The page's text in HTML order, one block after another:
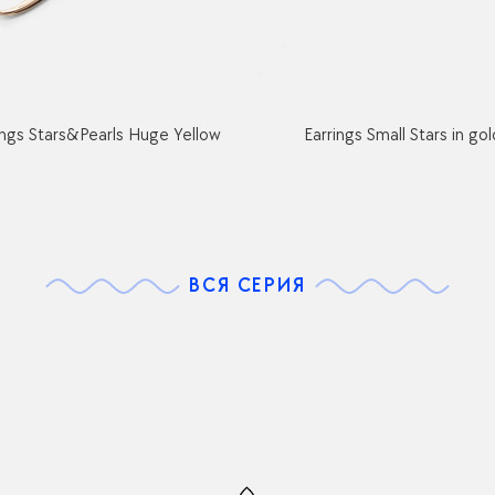
Stars&Pearls Huge Yellow Earrings Small Stars in
ВСЯ СЕРИЯ